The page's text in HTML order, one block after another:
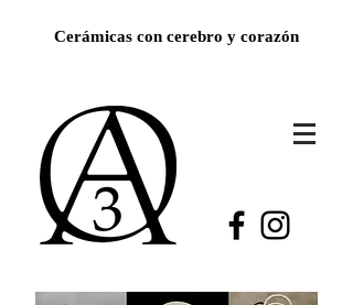
Cerámicas con cerebro y corazón